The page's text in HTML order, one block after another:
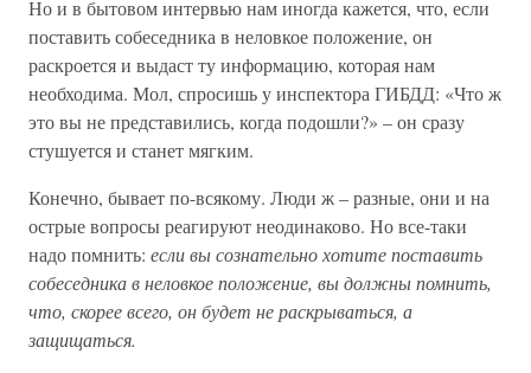
Но и в бытовом интервью нам иногда кажется, что, если
поставить собеседника в неловкое положение, он
раскроется и выдаст ту информацию, которая нам
необходима. Мол, спросишь у инспектора ГИБДД: «Что ж
это вы не представились, когда подошли?» – он сразу
стушуется и станет мягким.
Конечно, бывает по-всякому. Люди ж – разные, они и на
острые вопросы реагируют неодинаково. Но все-таки
надо помнить: если вы сознательно хотите поставить
собеседника в неловкое положение, вы должны помнить,
что, скорее всего, он будет не раскрываться, а
защищаться.